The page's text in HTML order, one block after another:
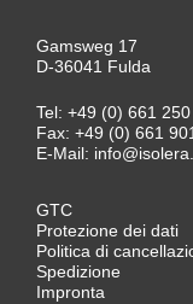
Gamsweg 17
D-36041 Fulda
Tel: +49 (0) 661
Fax: +49 (0) 661
E-Mail:
GTC
Protezione dei dati
Politica di
Spedizione
Impronta